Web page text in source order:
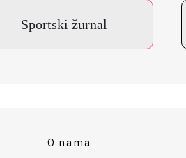
Sportski žurnal
O nama